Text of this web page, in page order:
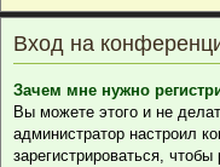
Вход на
Зачем мне нужно
Вы можете этого и не
администратор настроил
зарегистрироваться,